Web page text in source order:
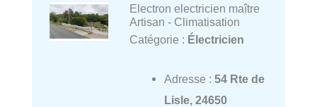
Electron electricien maître
Artisan - Climatisation
Catégorie : Électricien
Adresse : 54 Rte de
Lisle, 24650